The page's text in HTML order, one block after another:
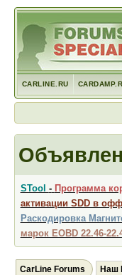
CARLINE.RU
STool - Программа
активации SDD в
Раскодировка
марок EOBD 22.46-
CarLine Forums Наш